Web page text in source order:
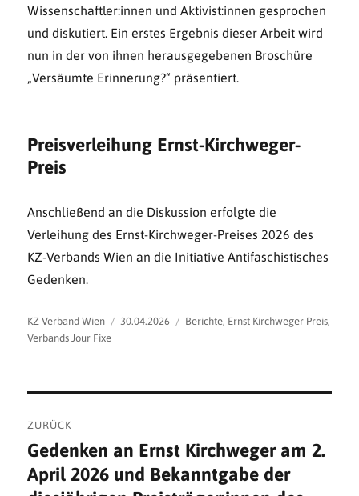
Wissenschaftler:innen und Aktivist:innen gesprochen
und diskutiert. Ein erstes Ergebnis dieser Arbeit wird
nun in der von ihnen herausgegebenen Broschüre
„Versäumte Erinnerung?“ präsentiert.
Preisverleihung Ernst-Kirchweger-
Preis
Anschließend an die Diskussion erfolgte die
Verleihung des Ernst-Kirchweger-Preises 2026 des
KZ-Verbands Wien an die Initiative Antifaschistisches
Gedenken.
Autor
KZ Verband Wien
Veröffentlicht
30.04.2026 Kategorien
Berichte, Ernst Kirchweger Preis,
Verbands Jour Fixe
ZURÜCK
Vorheriger
Beitrag:
Gedenken an Ernst Kirchweger am 2.
April 2026 und Bekanntgabe der